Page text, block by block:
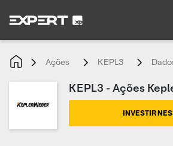
Ações KEPL3
KEPL3 - Ações
INVESTIR